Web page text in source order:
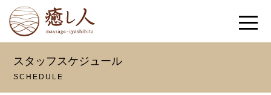
スタッフスケジュール
SCHEDULE